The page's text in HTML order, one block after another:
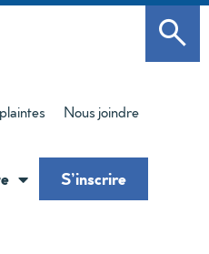
Nous joindre
S’inscrire